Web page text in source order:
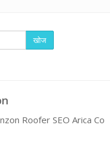
खोज
Roofer SEO Arica Co